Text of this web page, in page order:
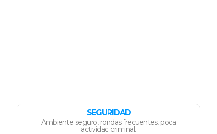
SEGURIDAD
Ambiente seguro, rondas frecuentes, poca
actividad criminal.